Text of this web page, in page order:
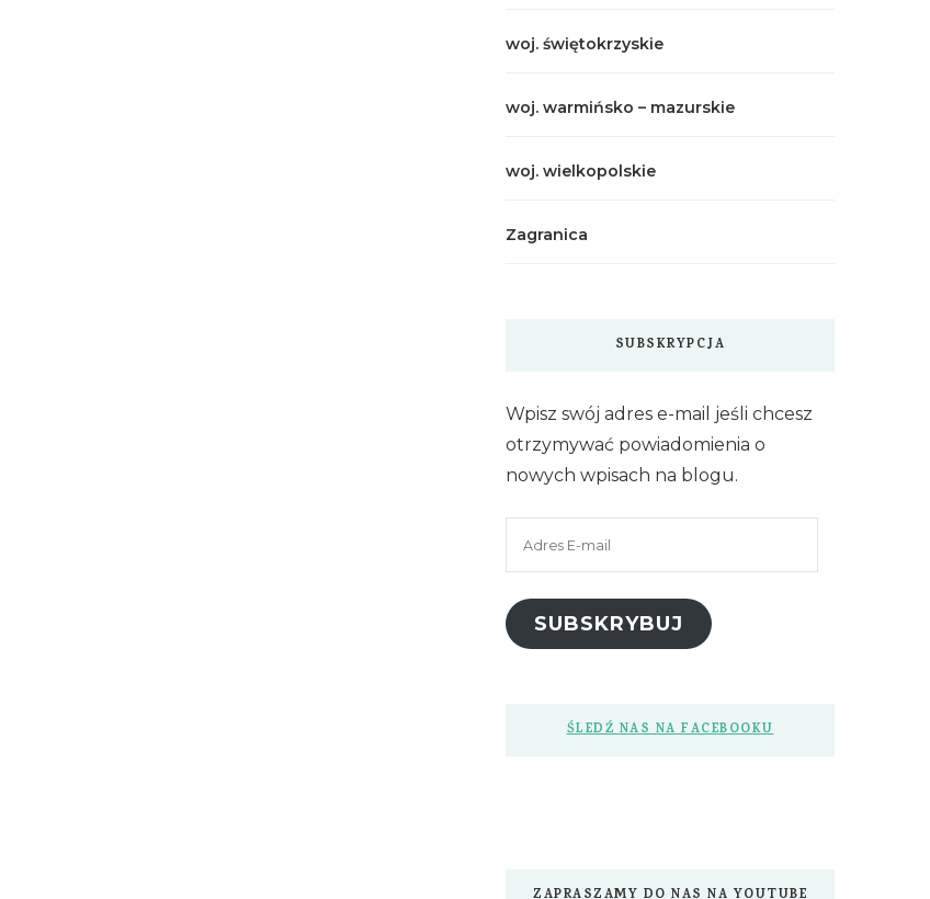
woj. świętokrzyskie
woj. warmińsko – mazurskie
woj. wielkopolskie
Zagranica
SUBSKRYPCJA
Wpisz swój adres e-mail jeśli chcesz
otrzymywać powiadomienia o
nowych wpisach na blogu.
SUBSKRYBUJ
ŚLEDŹ NAS NA FACEBOOKU